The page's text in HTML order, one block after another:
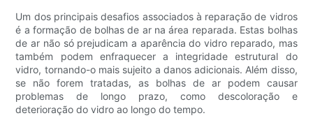
Um dos principais desafios associados à reparação de vidros
é a formação de bolhas de ar na área reparada. Estas bolhas
de ar não só prejudicam a aparência do vidro reparado, mas
também podem enfraquecer a integridade estrutural do
vidro, tornando-o mais sujeito a danos adicionais. Além disso,
se não forem tratadas, as bolhas de ar podem causar
problemas de longo prazo, como descoloração e
deterioração do vidro ao longo do tempo.